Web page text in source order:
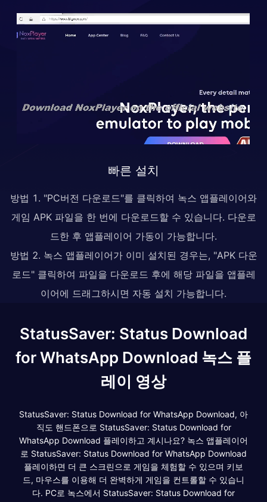
빠른 설치
방법 1. "PC버전 다운로드"를 클릭하여 녹스 앱플레이어와
게임 APK 파일을 한 번에 다운로드할 수 있습니다. 다운로
드한 후 앱플레이어 가동이 가능합니다.
방법 2. 녹스 앱플레이어가 이미 설치된 경우는, "APK 다운
로드" 클릭하여 파일을 다운로드 후에 해당 파일을 앱플레
이어에 드래그하시면 자동 설치 가능합니다.
StatusSaver: Status Download
for WhatsApp Download 녹스 플
레이 영상
StatusSaver: Status Download for WhatsApp Download, 아
직도 핸드폰으로 StatusSaver: Status Download for
WhatsApp Download 플레이하고 계시나요? 녹스 앱플레이어
로 StatusSaver: Status Download for WhatsApp Download
플레이하면 더 큰 스크린으로 게임을 체험할 수 있으며 키보
드, 마우스를 이용해 더 완벽하게 게임을 컨트롤할 수 있습니
다. PC로 녹스에서 StatusSaver: Status Download for